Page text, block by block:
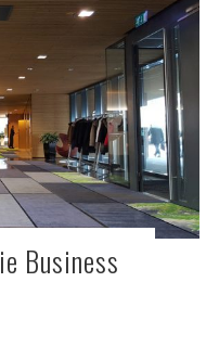
Business